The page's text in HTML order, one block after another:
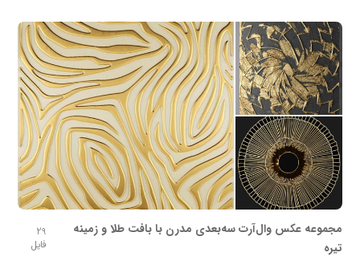
مجموعه عکس وال‌آرت سه‌بعدی مدرن با بافت طلا و زمینه
تیره
29
فایل